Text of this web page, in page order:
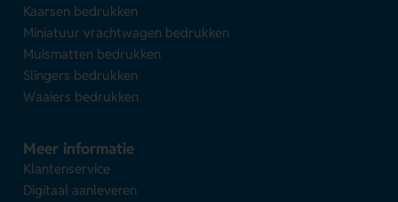
Kaarsen bedrukken
Miniatuur vrachtwagen bedrukken
Muismatten bedrukken
Slingers bedrukken
Waaiers bedrukken
Meer informatie
Klantenservice
Digitaal aanleveren